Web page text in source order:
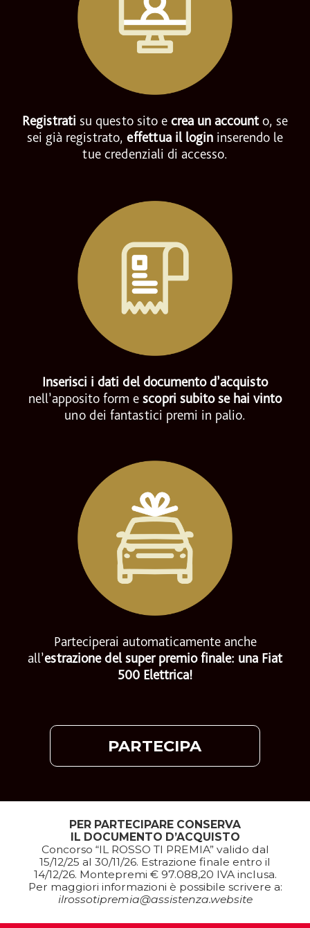
Registrati su questo sito e crea un accounto, se
sei già registrato, effettua il login inserendo le
tue credenziali di accesso.
Inserisci i dati del documento d’acquisto
nell’apposito form e scopri subito se hai vinto
uno dei fantastici premi in palio.
Parteciperai automaticamente anche
all’estrazione del super premio finale: una Fiat
500 Elettrica!
PARTECIPA
PER PARTECIPARE CONSERVA
IL DOCUMENTO D’ACQUISTO
Concorso “IL ROSSO TI PREMIA” valido dal
15/12/25 al 30/11/26. Estrazione finale entro il
14/12/26. Montepremi € 97.088,20 IVA inclusa.
Per maggiori informazioni è possibile scrivere a:
ilrossotipremia@assistenza.website